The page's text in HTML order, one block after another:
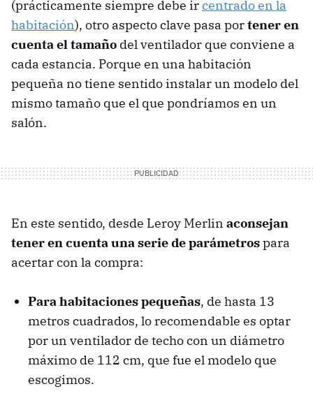
(prácticamente siempre debe ircentrado en la
habitación), otro aspecto clave pasa portener en
cuenta el tamaño del ventilador que conviene a
cada estancia. Porque en una habitación
pequeña no tiene sentido instalar un modelo del
mismo tamaño que el que pondríamos en un
salón.
En este sentido, desde Leroy Merlin aconsejan
tener en cuenta una serie de parámetrospara
acertar con la compra:
Para habitaciones pequeñas, de hasta 13
metros cuadrados, lo recomendable es optar
por un ventilador de techo con un diámetro
máximo de 112 cm, que fue el modelo que
escogimos.